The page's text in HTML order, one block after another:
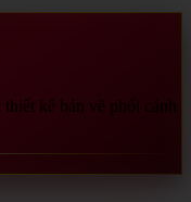
kế bản vẽ phối cảnh